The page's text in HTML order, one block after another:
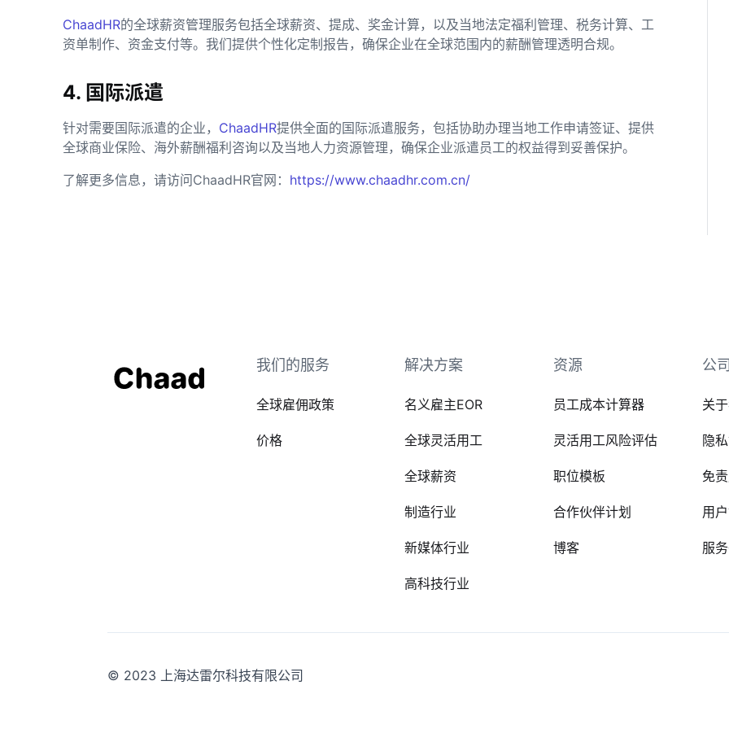
ChaadHR的全球薪资管理服务包括全球薪资、提成、奖金计算，以及当地法定福利管理、税务计算、工
资单制作、资金支付等。我们提供个性化定制报告，确保企业在全球范围内的薪酬管理透明合规。
4. 国际派遣
针对需要国际派遣的企业， ChaadHR提供全面的国际派遣服务，包括协助办理当地工作申请签证、提供
全球商业保险、海外薪酬福利咨询以及当地人力资源管理，确保企业派遣员工的权益得到妥善保护。
了解更多信息，请访问ChaadHR官网： https://www.chaadhr.com.cn/
我们的服务
全球雇佣政策
价格
解决方案
名义雇主EOR
全球灵活用工
全球薪资
制造行业
新媒体行业
高科技行业
资源
员工成本计算器
灵活用工风险评估
职位模板
合作伙伴计划
博客
公
关
隐
免
用
服
© 2023 上海达雷尔科技有限公司